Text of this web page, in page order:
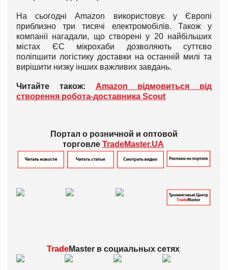
На сьогодні Amazon використовує у Європі
приблизно три тисячі електромобілів. Також у
компанії нагадали, що створені у 20 найбільших
містах ЄС мікрохаби дозволяють суттєво
поліпшити логістику доставки на останній милі та
вирішити низку інших важливих завдань.
Читайте також: Amazon відмовиться від
створення робота-доставника Scout
Портал о розничной и оптовой
торговле TradeMaster.UA
TradeMaster всоциальных сетях